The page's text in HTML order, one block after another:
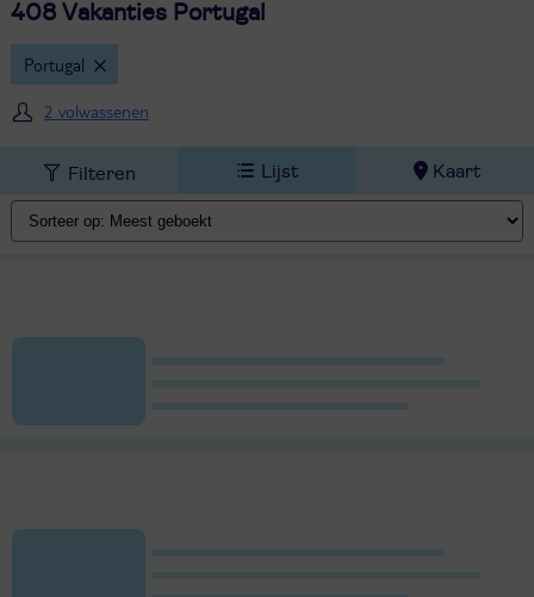
408 Vakanties Portugal
Portugal
2 volwassenen
Filteren Lijst Kaart